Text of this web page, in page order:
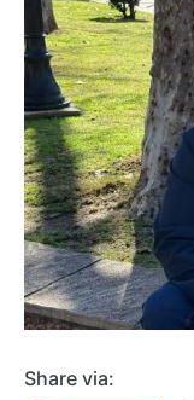
Share via: